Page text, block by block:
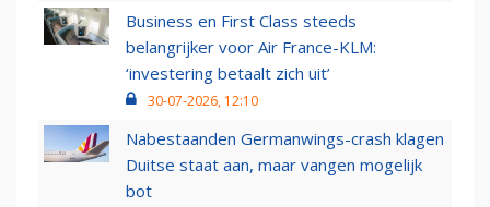
Business en First Class steeds
belangrijker voor Air France-KLM:
‘investering betaalt zich uit’
30-07-2026, 12:10
Nabestaanden Germanwings-crash klagen
Duitse staat aan, maar vangen mogelijk
bot